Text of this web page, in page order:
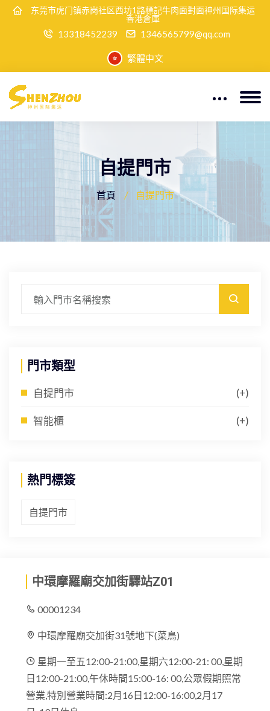
东莞市虎门镇赤岗社区西坊1路標記牛肉面對面神州国际集运
香港倉庫
13318452239 1346565799@qq.com
繁體中文
自提門市
首頁 自提門市
門市類型
自提門市 (+)
智能櫃 (+)
熱門標簽
自提門市
中環摩羅廟交加街驛站Z01
00001234
中環摩羅廟交加街31號地下(菜鳥)
星期一至五12:00-21:00,星期六12:00-21: 00,星期
日12:00-21:00,午休時間15:00-16: 00,公眾假期照常
營業,特別營業時間:2月16日12:00-16:00,2月17